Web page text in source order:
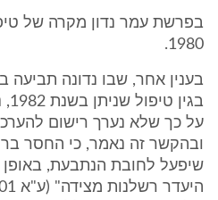
בפרשת עמר נדון מקרה של
1980.
בענין אחר, שבו נדונה תביעה
על כך שלא נערך רישום
ובהקשר זה נאמר, כי החסר
שיפעל לחובת הנתבעת,